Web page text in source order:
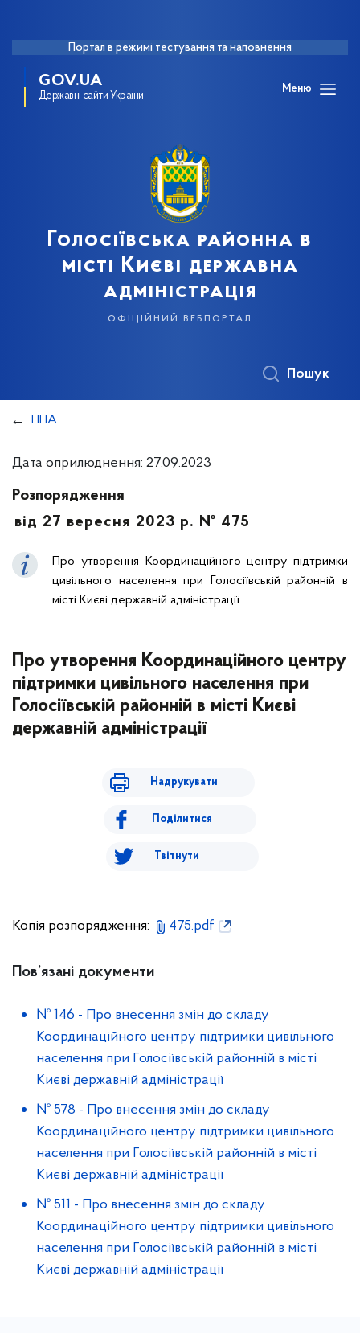
Портал в режимі тестування та наповнення
GOV.UA
Державні сайти України
Меню
Голосіївська районна в
місті Києві державна
адміністрація
офіційний вебпортал
Пошук
НПА
Дата оприлюднення: 27.09.2023
Розпорядження
від 27 вересня 2023 р. № 475
Про утворення Координаційного центру підтримки
цивільного населення при Голосіївській районній в
місті Києві державній адміністрації
Про утворення Координаційного центру
підтримки цивільного населення при
Голосіївській районній в місті Києві
державній адміністрації
Надрукувати
Поділитися
Твітнути
Копія розпорядження: 475.pdf
Пов’язані документи
№ 146 - Про внесення змін до складу
Координаційного центру підтримки цивільного
населення при Голосіївській районній в місті
Києві державній адміністрації
№ 578 - Про внесення змін до складу
Координаційного центру підтримки цивільного
населення при Голосіївській районній в місті
Києві державній адміністрації
№ 511 - Про внесення змін до складу
Координаційного центру підтримки цивільного
населення при Голосіївській районній в місті
Києві державній адміністрації